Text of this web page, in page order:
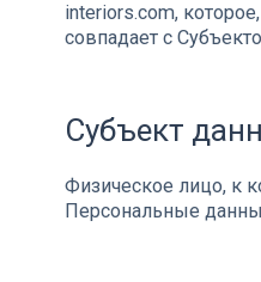
interiors.com,
совпадает с
Субъект
Физическое лицо, к
Персональные